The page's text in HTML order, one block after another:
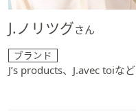
J.ノリツグさん
ブランド
J’s products、J.avec toiなど